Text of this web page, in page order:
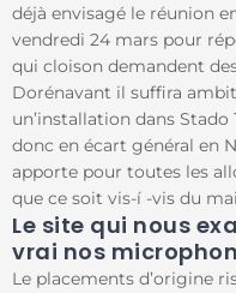
déjà envisagé le réunion
vendredi 24 mars pour
qui cloison demandent
Dorénavant il suffira
un’installation dans
donc en écart général en
apporte pour toutes les
que ce soit vis-í -vis du
Le site qui nous
vrai nos
Le placements d’origine